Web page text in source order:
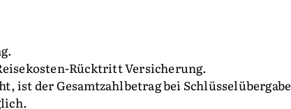
Rücktritt Versicherung.
ist der Gesamtzahlbetrag bei Schlüsselübergabe